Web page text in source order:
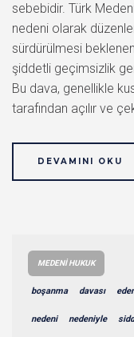
sebebidir. Türk
nedeni olarak
sürdürülmesi
şiddetli geçimsizlik
Bu dava, genellikle
tarafından açılır ve
DEVAMINI OKU
MEDENI HUKUK
boşanma davası
nedeni nedeniyle